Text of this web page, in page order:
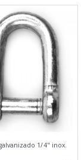
1/4" inox.